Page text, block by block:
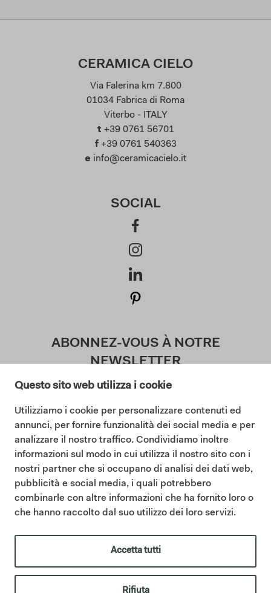
Questo sito web utilizza i cookie
Utilizziamo i cookie per personalizzare contenuti ed
annunci, per fornire funzionalità dei social media e per
analizzare il nostro traffico. Condividiamo inoltre
informazioni sul modo in cui utilizza il nostro sito con i
nostri partner che si occupano di analisi dei dati web,
pubblicità e social media, i quali potrebbero
combinarle con altre informazioni che ha fornito loro o
che hanno raccolto dal suo utilizzo dei loro servizi.
Accetta tutti
Rifiuta
CERAMICA CIELO
Via Falerina km 7.800
01034 Fabrica di Roma
Viterbo - ITALY
t +39 0761 56701
f +39 0761 540363
e info@ceramicacielo.it
SOCIAL
ABONNEZ-VOUS À NOTRE
NEWSLETTER
J'accepte la politique de confidentialité (
Lisez notre politique de confidentialité)
©2025 Ceramica Cielo |Cookie policy|Privacy policy|Code d
IT01622510566 | Ceramica Cielo fait partie du Groupe Mittel via sa
consolide sa présence dans le secteur de l’ameublement de salle de
italianbathroomdesign.com